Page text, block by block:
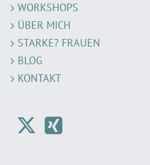
WORKSHOPS
ÜBER MICH
STARKE? FRAUEN
BLOG
KONTAKT